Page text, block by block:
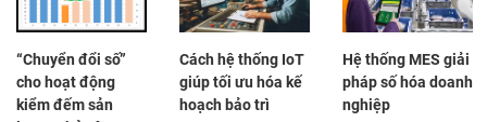
“Chuyển đổi số”
cho hoạt động
kiểm đếm sản
Cách hệ thống IoT
giúp tối ưu hóa kế
hoạch bảo trì
Hệ thống MES giải
pháp số hóa doanh
nghiệp